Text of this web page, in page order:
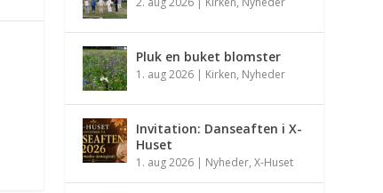
Pluk en buket blomster
1. aug 2026 | Kirken, Nyheder
Invitation: Danseaften i X-
Huset
1. aug 2026 | Nyheder,X-Huset